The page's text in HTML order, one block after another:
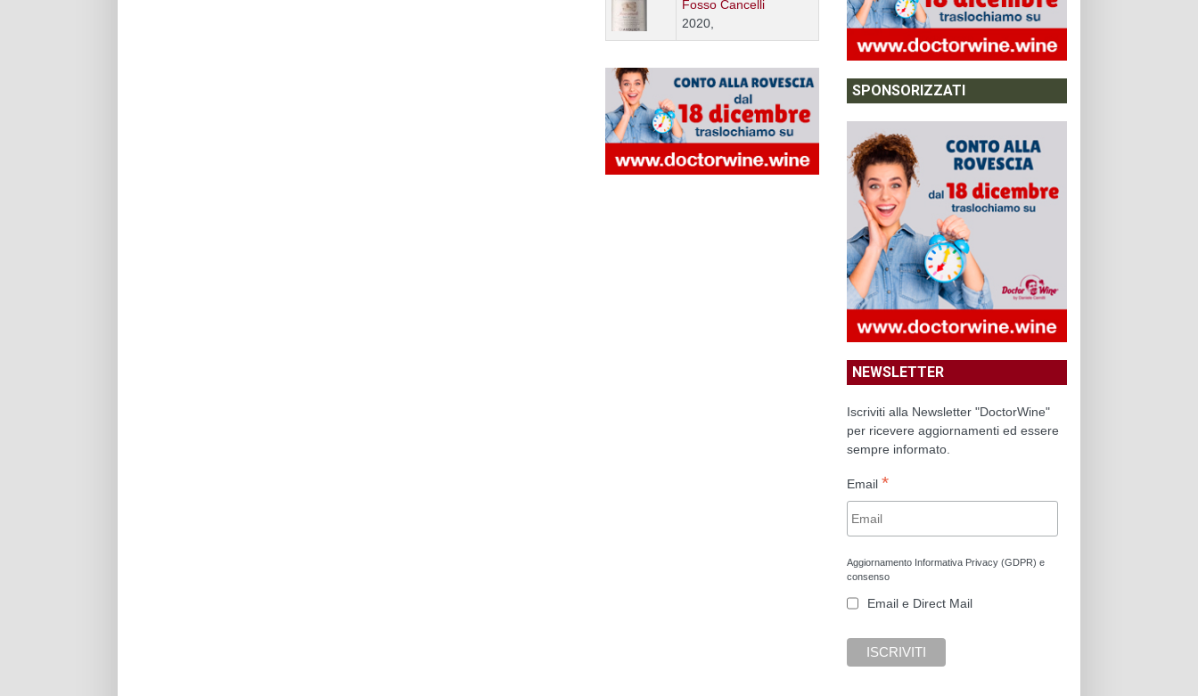
Fosso Cancelli
2020,
SPONSORIZZATI
NEWSLETTER
Iscriviti alla Newsletter "DoctorWine"
per ricevere aggiornamenti ed essere
sempre informato.
Email *
Aggiornamento Informativa Privacy (GDPR) e
consenso
Email e Direct Mail